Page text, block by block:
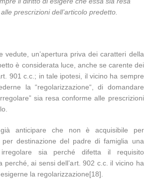
prescrizioni dell’articolo predetto.
vedute, un’apertura priva dei caratteri della
è considerata luce, anche se carente dei
901 c.c.; in tale ipotesi, il vicino ha sempre
la “regolarizzazione“, di domandare
sia resa conforme alle prescrizioni
anticipare che non è acquisibile per
per destinazione del padre di famiglia una
sia perché difetta il requisito
perché, ai sensi dell’art. 902 c.c. il vicino ha
la regolarizzazione[18].